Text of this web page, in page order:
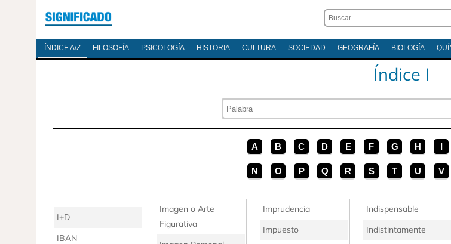
ÍNDICE A/Z FILOSOFÍA PSICOLOGÍA HISTORIA CULTURA SOCIEDAD GEOGRAFÍA BIOLOGÍA
Índice I
A B C D E F G H I
N O P Q R S T U V
I+D
IBAN
Imagen o Arte
Figurativa
Imprudencia
Impuesto
Indispensable
Indistintamente